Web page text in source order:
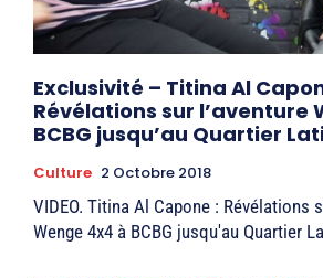
Exclusivité – Titina Al
Révélations sur l’aventure
BCBG jusqu’au Quartier
Culture 2 Octobre 2018
VIDEO. Titina Al Capone : Révélations
Wenge 4x4 à BCBG jusqu'au Quartier